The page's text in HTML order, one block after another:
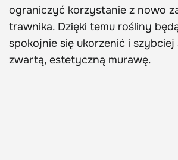
ograniczyć korzystanie z nowo
trawnika. Dzięki temu rośliny
spokojnie się ukorzenić i
zwartą, estetyczną murawę.